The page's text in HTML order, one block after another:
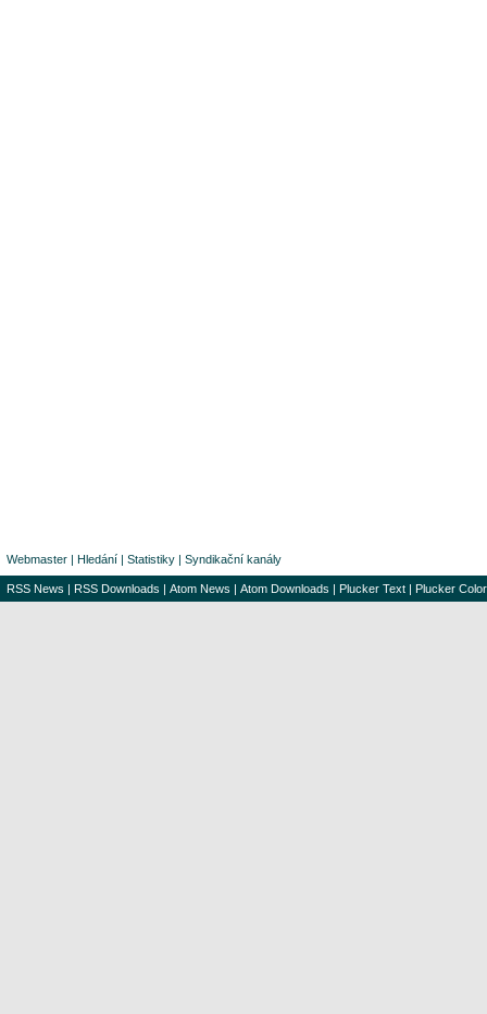
Webmaster | Hledání | Statistiky | Syndikační kanály
RSS News | RSS Downloads | Atom News | Atom Downloads | Plucker Text | Plucker Color